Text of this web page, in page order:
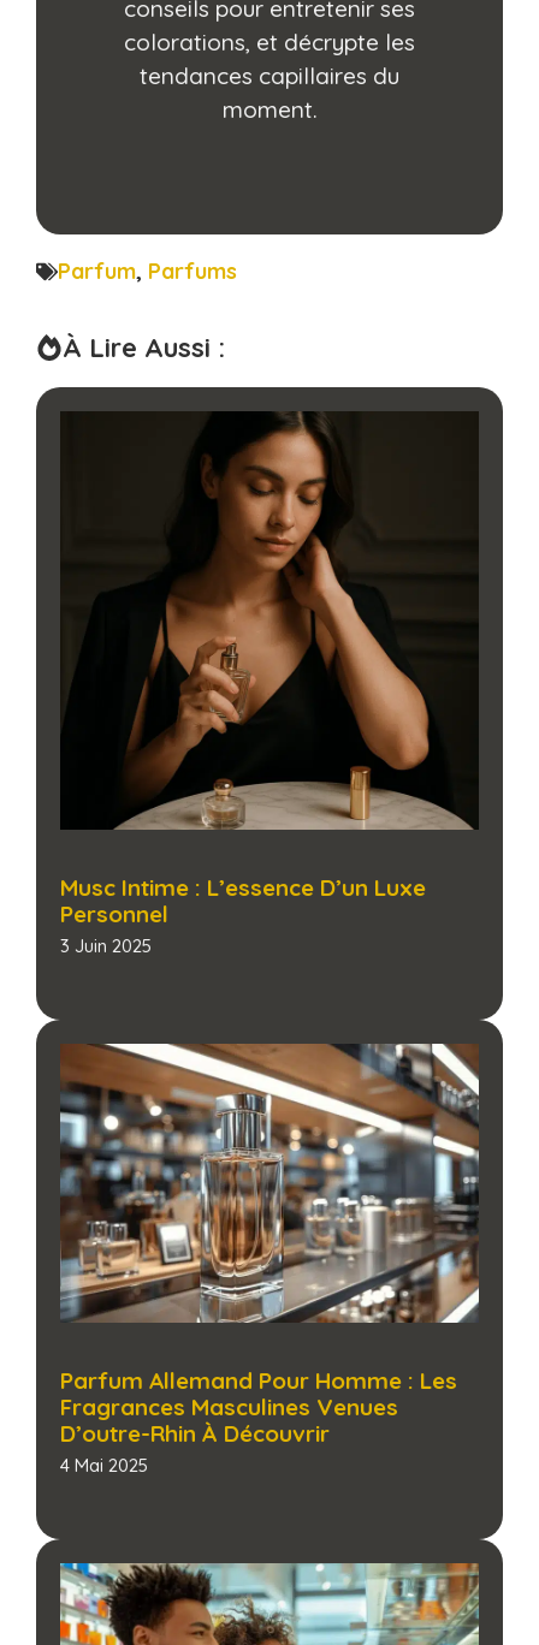
conseils pour entretenir ses
colorations, et décrypte les
tendances capillaires du
moment.
Parfum, Parfums
À Lire Aussi :
Musc Intime : L’essence D’un Luxe
Personnel
3 Juin 2025
Parfum Allemand Pour Homme : Les
Fragrances Masculines Venues
D’outre-Rhin À Découvrir​
4 Mai 2025